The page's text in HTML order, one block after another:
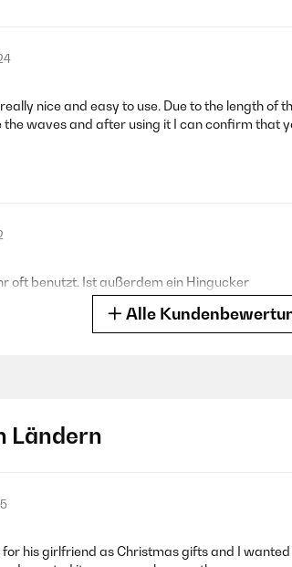
nice and easy to use. Due to the length
waves and after using it I can confirm that
oft benutzt. Ist außerdem ein Hingucker
Hatte Probleme mit der Luftpumpe,
Alle
Ländern
his girlfriend as Christmas gifts and I